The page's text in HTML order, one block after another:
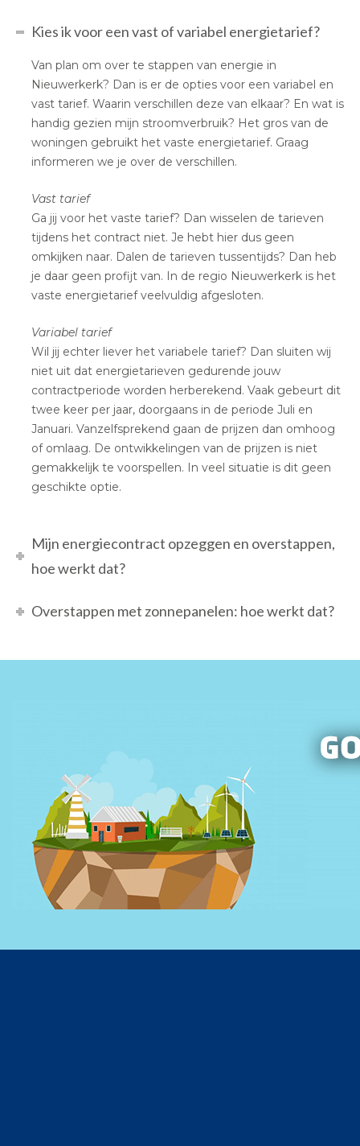
Kies ik voor een vast of variabel energietarief?
Van plan om over te stappen van energie in
Nieuwerkerk? Dan is er de opties voor een variabel en
vast tarief. Waarin verschillen deze van elkaar? En wat is
handig gezien mijn stroomverbruik? Het gros van de
woningen gebruikt het vaste energietarief. Graag
informeren we je over de verschillen.
Vast tarief
Ga jij voor het vaste tarief? Dan wisselen de tarieven
tijdens het contract niet. Je hebt hier dus geen
omkijken naar. Dalen de tarieven tussentijds? Dan heb
je daar geen profijt van. In de regio Nieuwerkerk is het
vaste energietarief veelvuldig afgesloten.
Variabel tarief
Wil jij echter liever het variabele tarief? Dan sluiten wij
niet uit dat energietarieven gedurende jouw
contractperiode worden herberekend. Vaak gebeurt dit
twee keer per jaar, doorgaans in de periode Juli en
Januari. Vanzelfsprekend gaan de prijzen dan omhoog
of omlaag. De ontwikkelingen van de prijzen is niet
gemakkelijk te voorspellen. In veel situatie is dit geen
geschikte optie.
Mijn energiecontract opzeggen en overstappen,
hoe werkt dat?
Overstappen met zonnepanelen: hoe werkt dat?